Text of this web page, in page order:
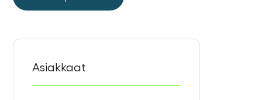
Asiakkaat